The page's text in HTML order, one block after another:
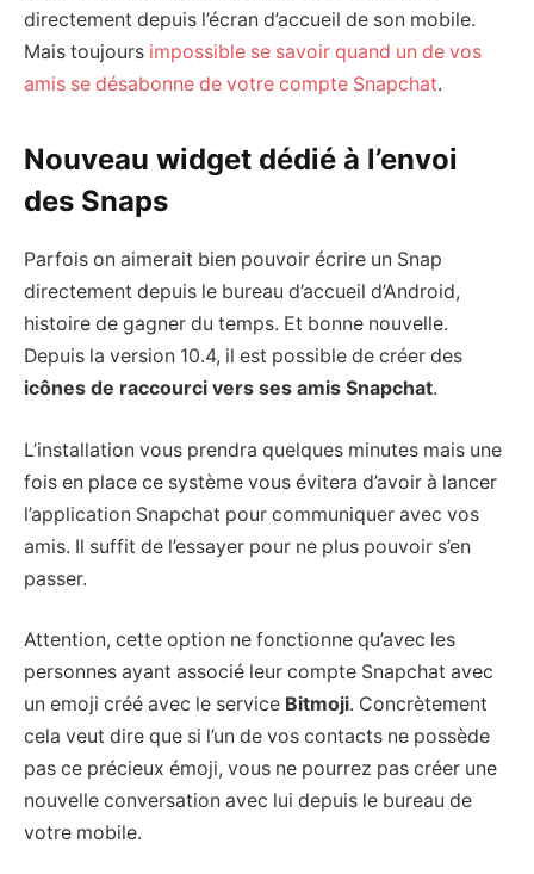
directement depuis l’écran d’accueil de son mobile.
Mais toujours impossible se savoir quand un de vos
amis se désabonne de votre compte Snapchat.
Nouveau widget dédié à l’envoi
des Snaps
Parfois on aimerait bien pouvoir écrire un Snap
directement depuis le bureau d’accueil d’Android,
histoire de gagner du temps. Et bonne nouvelle.
Depuis la version 10.4, il est possible de créer des
icônes de raccourci vers ses amis Snapchat.
L’installation vous prendra quelques minutes mais une
fois en place ce système vous évitera d’avoir à lancer
l’application Snapchat pour communiquer avec vos
amis. Il suffit de l’essayer pour ne plus pouvoir s’en
passer.
Attention, cette option ne fonctionne qu’avec les
personnes ayant associé leur compte Snapchat avec
un emoji créé avec le service Bitmoji. Concrètement
cela veut dire que si l’un de vos contacts ne possède
pas ce précieux émoji, vous ne pourrez pas créer une
nouvelle conversation avec lui depuis le bureau de
votre mobile.